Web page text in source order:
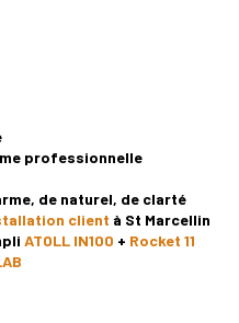
professionnelle
de naturel, de clarté
client à St Marcellin
ATOLL IN100 + Rocket 11